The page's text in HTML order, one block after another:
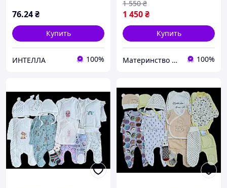
76.24₴
Купить
ИНТЕЛЛА 100%
1 450₴
1 550 ₴
Купить
Материнство без хлопот 100%